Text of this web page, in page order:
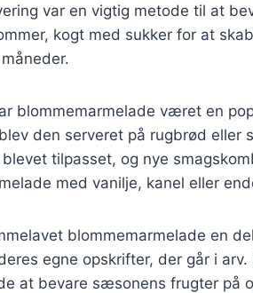
var en vigtig metode til at
kogt med sukker for at
blommemarmelade været en
den serveret på rugbrød
tilpasset, og nye
med vanilje, kanel eller
blommemarmelade en
egne opskrifter, der går i
at bevare sæsonens frugter på